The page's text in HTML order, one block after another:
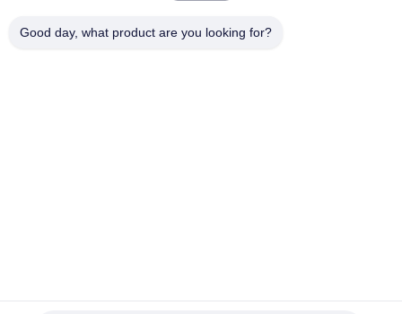
Good day, what product are you looking for?